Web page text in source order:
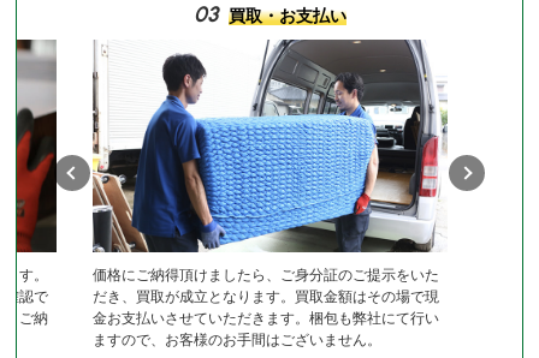
す。
確認で
、ご納
03 買取・お支払い
価格にご納得頂けましたら、ご身分証のご提示をいた
だき、買取が成立となります。買取金額はその場で現
金お支払いさせていただきます。梱包も弊社にて行い
ますので、お客様のお手間はございません。